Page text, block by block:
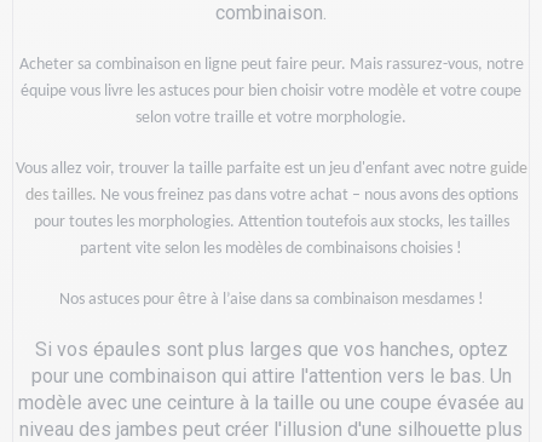
combinaison.
Acheter sa combinaison en ligne peut faire peur. Mais rassurez-vous, notre
équipe vous livre les astuces pour bien choisir votre modèle et votre coupe
selon votre traille et votre morphologie.
Vous allez voir, trouver la taille parfaite est un jeu d'enfant avec notre guide
des tailles. Ne vous freinez pas dans votre achat – nous avons des options
pour toutes les morphologies. Attention toutefois aux stocks, les tailles
partent vite selon les modèles de combinaisons choisies !
Nos astuces pour être à l’aise dans sa combinaison mesdames !
Si vos épaules sont plus larges que vos hanches, optez
pour une combinaison qui attire l'attention vers le bas. Un
modèle avec une ceinture à la taille ou une coupe évasée au
niveau des jambes peut créer l'illusion d'une silhouette plus